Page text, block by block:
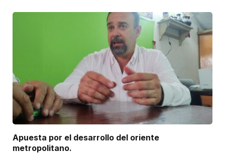
Apuesta por el desarrollo del oriente
metropolitano.